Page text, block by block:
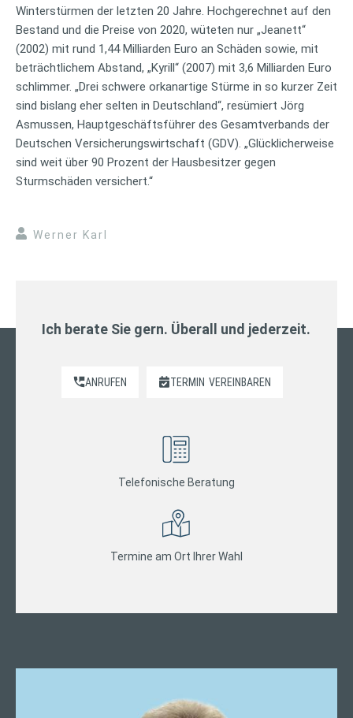
Winterstürmen der letzten 20 Jahre. Hochgerechnet auf den
Bestand und die Preise von 2020, wüteten nur „Jeanett“
(2002) mit rund 1,44 Milliarden Euro an Schäden sowie, mit
beträchtlichem Abstand, „Kyrill“ (2007) mit 3,6 Milliarden Euro
schlimmer. „Drei schwere orkanartige Stürme in so kurzer Zeit
sind bislang eher selten in Deutschland“, resümiert Jörg
Asmussen, Hauptgeschäftsführer des Gesamtverbands der
Deutschen Versicherungswirtschaft (GDV). „Glücklicherweise
sind weit über 90 Prozent der Hausbesitzer gegen
Sturmschäden versichert.“
Werner Karl
Ich berate Sie gern. Überall und jederzeit.
ANRUFEN TERMIN VEREINBAREN
Telefonische Beratung
Termine am Ort Ihrer Wahl